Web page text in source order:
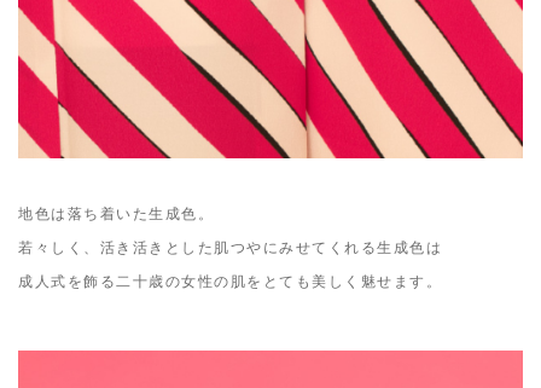
地色は落ち着いた生成色。
若々しく、活き活きとした肌つやにみせてくれる生成色は
成人式を飾る二十歳の女性の肌をとても美しく魅せます。